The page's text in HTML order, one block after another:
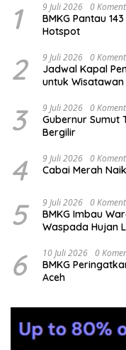
1 9 Juli 2026 0
BMKG Pantau
Hotspot
2 9 Juli 2026 0
Jadwal Kapal
untuk Wisatawan
3 9 Juli 2026 0
Gubernur Sumut
Bergilir
4 9 Juli 2026 0
Cabai Merah
5 9 Juli 2026 0
BMKG Imbau
Waspada Hujan
6 10 Juli 2026 0
BMKG
Aceh